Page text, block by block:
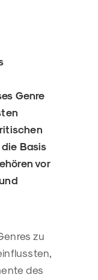
Genre
Basis
vor
zu
des